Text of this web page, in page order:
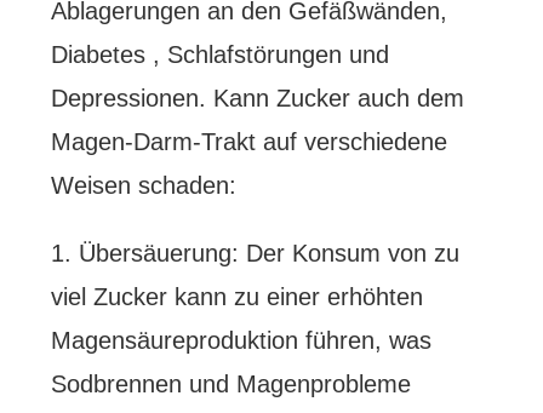
Ablagerungen an den Gefäßwänden,
Diabetes , Schlafstörungen und
Depressionen. Kann Zucker auch dem
Magen-Darm-Trakt auf verschiedene
Weisen schaden:
1. Übersäuerung: Der Konsum von zu
viel Zucker kann zu einer erhöhten
Magensäureproduktion führen, was
Sodbrennen und Magenprobleme